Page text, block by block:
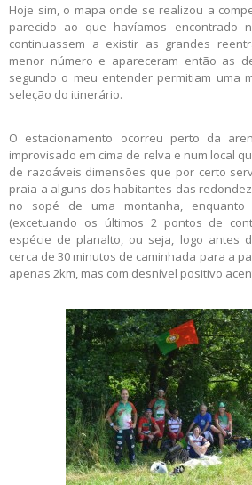
Hoje sim, o mapa onde se realizou a
parecido ao que havíamos encontrado
continuassem a existir as grandes
menor número e apareceram então as
segundo o meu entender permitiam uma
seleção do itinerário.
O estacionamento ocorreu perto da
improvisado em cima de relva e num local
de razoáveis dimensões que por certo
praia a alguns dos habitantes das
no sopé de uma montanha,
(excetuando os últimos 2 pontos de
espécie de planalto, ou seja, logo antes
cerca de 30 minutos de caminhada para a
apenas 2km, mas com desnível positivo